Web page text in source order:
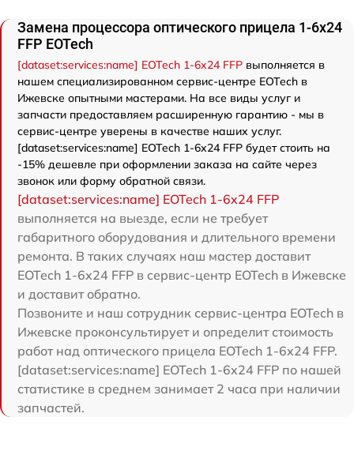
Замена процессора оптического прицела 1-6x24
FFP EOTech
[dataset:services:name] EOTech 1-6x24 FFP выполняется в
нашем специализированном сервис-центре EOTech в
Ижевске опытными мастерами. На все виды услуг и
запчасти предоставляем расширенную гарантию - мы в
сервис-центре уверены в качестве наших услуг.
[dataset:services:name] EOTech 1-6x24 FFP будет стоить на
-15% дешевле при оформлении заказа на сайте через
звонок или форму обратной связи.
[dataset:services:name] EOTech 1-6x24 FFP
выполняется на выезде, если не требует
габаритного оборудования и длительного времени
ремонта. В таких случаях наш мастер доставит
EOTech 1-6x24 FFP в сервис-центр EOTech в Ижевске
и доставит обратно.
Позвоните и наш сотрудник сервис-центра EOTech в
Ижевске проконсультирует и определит стоимость
работ над оптического прицела EOTech 1-6x24 FFP.
[dataset:services:name] EOTech 1-6x24 FFP по нашей
статистике в среднем занимает 2 часа при наличии
запчастей.